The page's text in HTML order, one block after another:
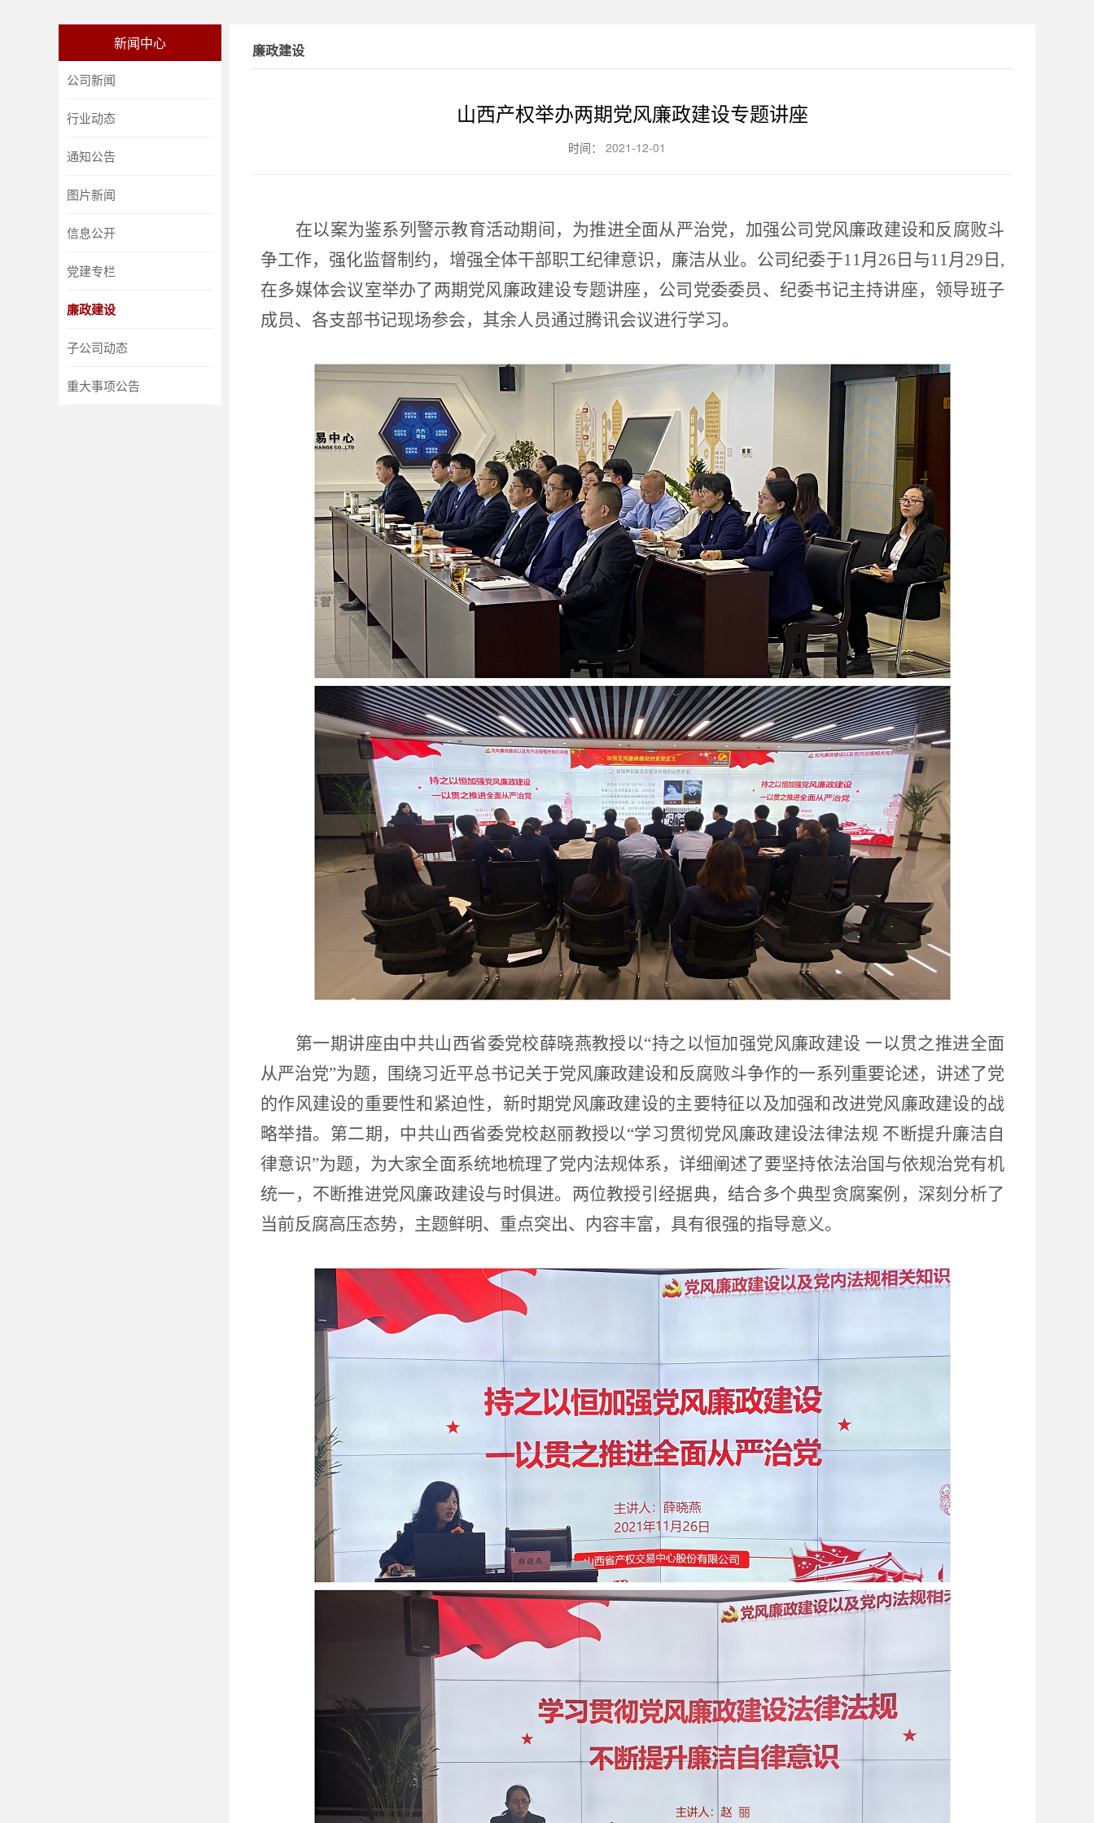
新闻中心
公司新闻
行业动态
通知公告
图片新闻
信息公开
党建专栏
廉政建设
子公司动态
重大事项公告
廉政建设
山西产权举办两期党风廉政建设专题讲座
时间： 2021-12-01
在以案为鉴系列警示教育活动期间，为推进全面从严治党，加强公司党风廉政建设和反腐败斗
争工作，强化监督制约，增强全体干部职工纪律意识，廉洁从业。公司纪委于11月26日与11月29日,
在多媒体会议室举办了两期党风廉政建设专题讲座，公司党委委员、纪委书记主持讲座，领导班子
成员、各支部书记现场参会，其余人员通过腾讯会议进行学习。
第一期讲座由中共山西省委党校薛晓燕教授以“持之以恒加强党风廉政建设 一以贯之推进全面
从严治党”为题，围绕习近平总书记关于党风廉政建设和反腐败斗争作的一系列重要论述，讲述了党
的作风建设的重要性和紧迫性，新时期党风廉政建设的主要特征以及加强和改进党风廉政建设的战
略举措。第二期，中共山西省委党校赵丽教授以“学习贯彻党风廉政建设法律法规 不断提升廉洁自
律意识”为题，为大家全面系统地梳理了党内法规体系，详细阐述了要坚持依法治国与依规治党有机
统一，不断推进党风廉政建设与时俱进。两位教授引经据典，结合多个典型贪腐案例，深刻分析了
当前反腐高压态势，主题鲜明、重点突出、内容丰富，具有很强的指导意义。